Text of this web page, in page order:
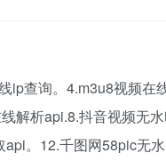
ip查询。4.m3u8视频在
解析api.8.抖音视频无
。12.千图网58pic无水